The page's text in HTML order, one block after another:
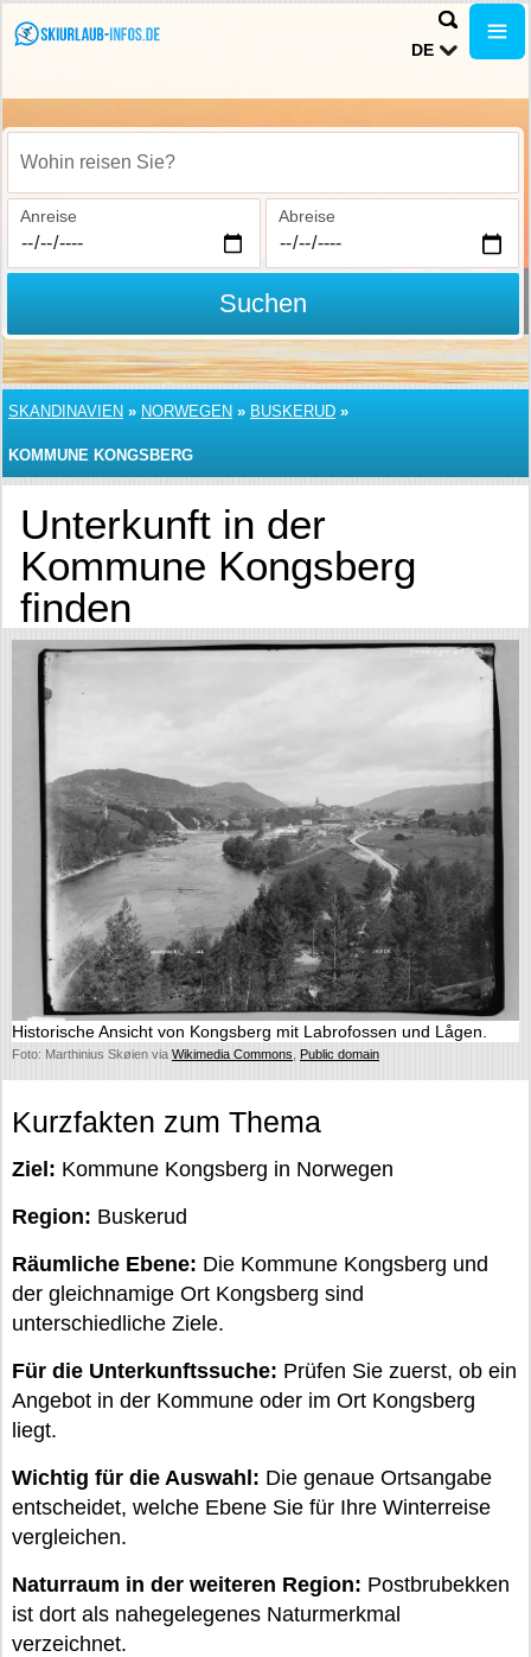
DE
Wohin reisen Sie?
Anreise Abreise
Suchen
SKANDINAVIEN » NORWEGEN » BUSKERUD »
KOMMUNE KONGSBERG
Unterkunft in der
Kommune Kongsberg
finden
Historische Ansicht von Kongsberg mit Labrofossen und Lågen.
Foto: Marthinius Skøien via Wikimedia Commons Public domain
Kurzfakten zum Thema
Ziel: Kommune Kongsberg in Norwegen
Region: Buskerud
Räumliche Ebene: Die Kommune Kongsberg und
der gleichnamige Ort Kongsberg sind
unterschiedliche Ziele.
Für die Unterkunftssuche: Prüfen Sie zuerst, ob ein
Angebot in der Kommune oder im Ort Kongsberg
liegt.
Wichtig für die Auswahl: Die genaue Ortsangabe
entscheidet, welche Ebene Sie für Ihre Winterreise
vergleichen.
Naturraum in der weiteren Region: Postbrubekken
ist dort als nahegelegenes Naturmerkmal
verzeichnet.